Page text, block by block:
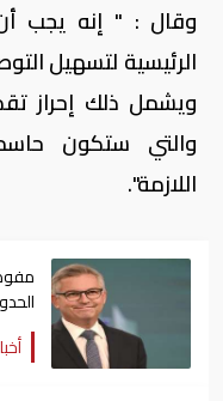
وقال : " إنه يجب
الرئيسية لتسهيل
ويشمل ذلك إحراز
والتي ستكون
اللازمة".